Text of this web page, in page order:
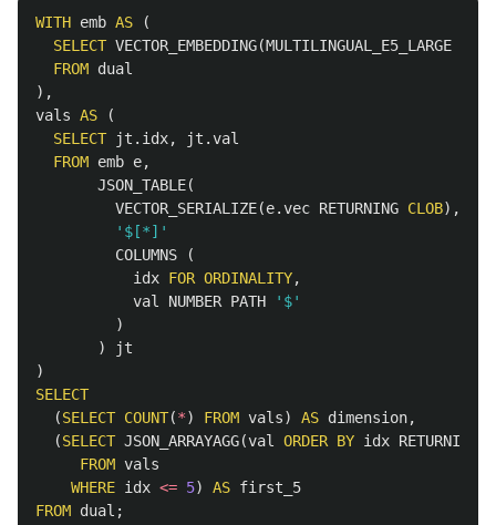
WITH emb AS
(
SELECT VECTOR_EMBEDDING(MULTILINGUAL_E5_LARGE
FROM dual
),
vals AS
(
SELECT
jt . idx, jt .val
FROM emb e,
JSON_TABLE(
VECTOR_SERIALIZE(e.vec RETURNING CLOB),
'$[*]'
COLUMNS
(
idx FOR ORDINALITY,
val
NUMBER PATH
'$'
)
)
jt
)
SELECT
(SELECT COUNT(*) FROM vals) AS dimension,
(SELECT JSON_ARRAYAGG(val ORDER BY idx RETURNING
FROM vals
WHERE idx <= 5) AS first_5
FROM dual ;